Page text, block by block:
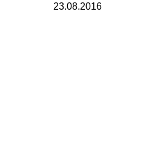
23.08.2016